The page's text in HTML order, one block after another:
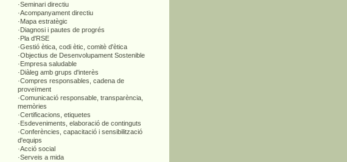
·Seminari directiu
·Acompanyament directiu
·Mapa estratègic
·Diagnosi i pautes de progrés
·Pla d'RSE
·Gestió ètica, codi ètic, comitè d'ètica
·Objectius de Desenvolupament Sostenible
·Empresa saludable
·Diàleg amb grups d'interès
·Compres responsables, cadena de
proveïment
·Comunicació responsable, transparència,
memòries
·Certificacions, etiquetes
·Esdeveniments, elaboració de continguts
·Conferències, capacitació i sensibilització
d'equips
·Acció social
·Serveis a mida